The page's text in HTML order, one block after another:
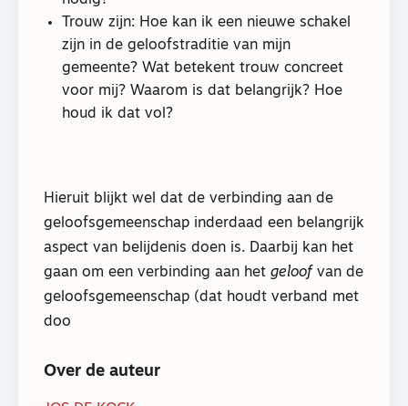
Trouw zijn: Hoe kan ik een nieuwe schakel
zijn in de geloofstraditie van mijn
gemeente? Wat betekent trouw concreet
voor mij? Waarom is dat belangrijk? Hoe
houd ik dat vol?
Hieruit blijkt wel dat de verbinding aan de
geloofsgemeenschap inderdaad een belangrijk
aspect van belijdenis doen is. Daarbij kan het
gaan om een verbinding aan het geloof van de
geloofsgemeenschap (dat houdt verband met
doo
Over de auteur